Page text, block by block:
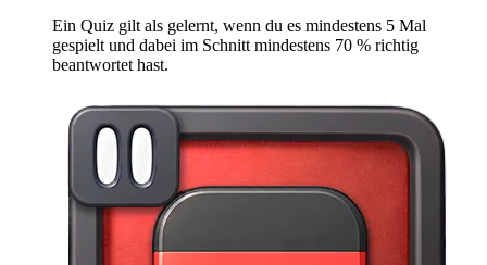
Ein Quiz gilt als gelernt, wenn du es mindestens 5 Mal
gespielt und dabei im Schnitt mindestens 70 % richtig
beantwortet hast.